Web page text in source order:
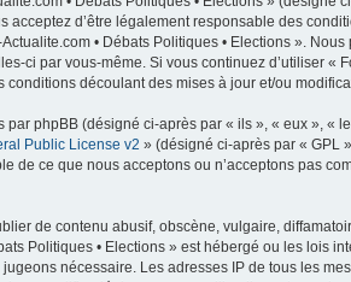
acceptez d’être légalement responsable des
• Débats Politiques • Elections ».
ci par vous-même. Si vous continuez d’utiliser «
découlant des mises à jour et/ou
par phpBB (désigné ci-après par « ils », « eux », «
Public License v2 » (désigné ci-après par « GPL
de ce que nous acceptons ou n’acceptons pas
de contenu abusif, obscène, vulgaire,
Politiques • Elections » est hébergé ou les lois
jugeons nécessaire. Les adresses IP de tous les